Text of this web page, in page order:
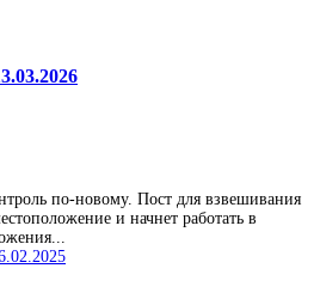
по-новому. Пост для взвешивания
и начнет работать в